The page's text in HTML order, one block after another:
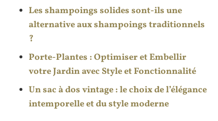
Les shampoings solides sont-ils une
alternative aux shampoings traditionnels
?
Porte-Plantes : Optimiser et Embellir
votre Jardin avec Style et Fonctionnalité
Un sac à dos vintage : le choix de l’élégance
intemporelle et du style moderne